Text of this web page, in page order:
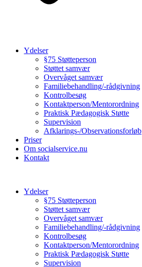
Ydelser
§75 Støtteperson
Støttet samvær
Overvåget samvær
Familiebehandling/-rådgivning
Kontrolbesøg
Kontaktperson/Mentorordning
Praktisk Pædagogisk Støtte
Supervision
Afklarings-/Observationsforløb
Priser
Om socialservice.nu
Kontakt
Ydelser
§75 Støtteperson
Støttet samvær
Overvåget samvær
Familiebehandling/-rådgivning
Kontrolbesøg
Kontaktperson/Mentorordning
Praktisk Pædagogisk Støtte
Supervision